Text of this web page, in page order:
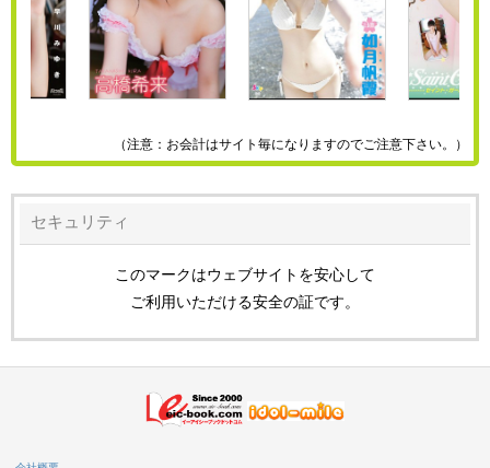
（注意：お会計はサイト毎になりますのでご注意下さい。）
セキュリティ
このマークはウェブサイトを安心して
ご利用いただける安全の証です。